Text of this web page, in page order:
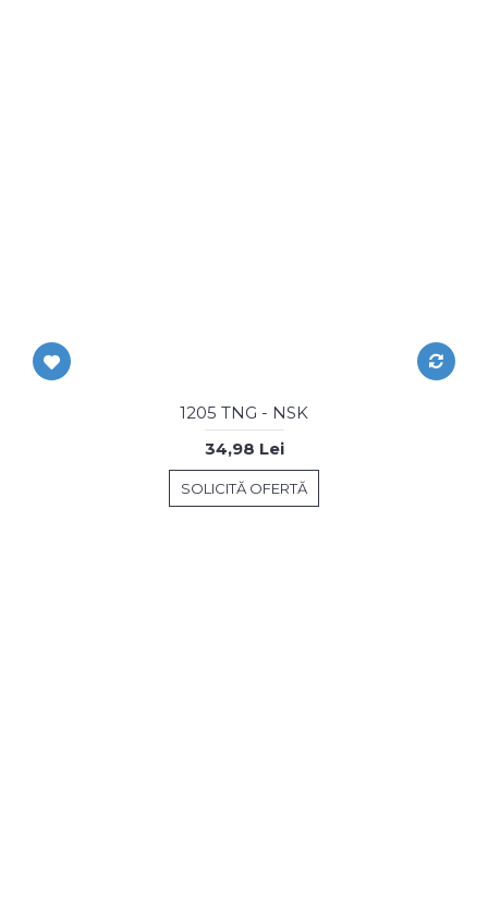
1205 TNG - NSK
34,98 Lei
SOLICITĂ OFERTĂ